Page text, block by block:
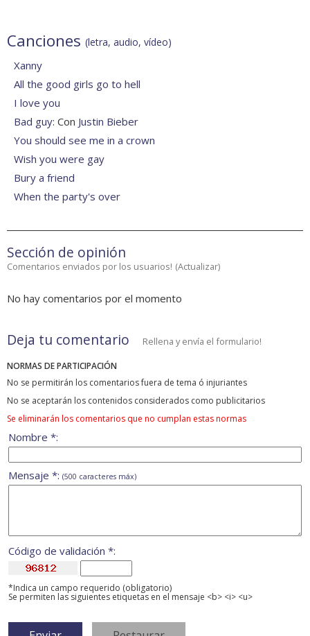
Canciones (letra, audio, vídeo)
Xanny
All the good girls go to hell
I love you
Bad guy: Con Justin Bieber
You should see me in a crown
Wish you were gay
Bury a friend
When the party's over
Sección de opinión
Comentarios enviados por los usuarios! (Actualizar)
No hay comentarios por el momento
Deja tu comentario Rellena y envía el formulario!
NORMAS DE PARTICIPACIÓN
No se permitirán los comentarios fuera de tema ó injuriantes
No se aceptarán los contenidos considerados como publicitarios
Se eliminarán los comentarios que no cumplan estas normas
Nombre *:
Mensaje *: (500 caracteres máx)
Código de validación *:
*Indica un campo requerido (obligatorio)
Se permiten las siguientes etiquetas en el mensaje <b> <i> <u>